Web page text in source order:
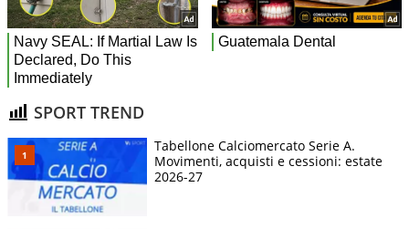
SPORT TREND
Tabellone Calciomercato Serie A.
Movimenti, acquisti e cessioni: estate
2026-27